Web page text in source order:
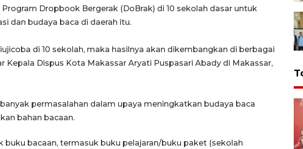
Dropbook Bergerak (DoBrak) di 10 sekolah dasar untuk
dan budaya baca di daerah itu.
di 10 sekolah, maka hasilnya akan dikembangkan di berbagai
Kepala Dispus Kota Makassar Aryati Puspasari Abady di Makassar,
permasalahan dalam upaya meningkatkan budaya baca
bahan bacaan.
buku bacaan, termasuk buku pelajaran/buku paket (sekolah